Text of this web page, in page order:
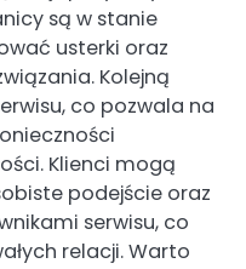
są w stanie
usterki oraz
Kolejną
co pozwala na
Klienci mogą
podejście oraz
serwisu, co
relacji. Warto